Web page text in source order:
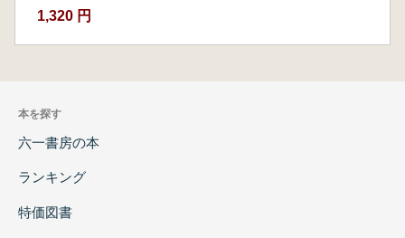
1,320 円
本を探す
六一書房の本
ランキング
特価図書